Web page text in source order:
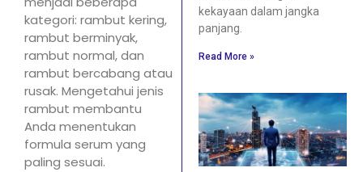
kategori: rambut kering,
rambut berminyak,
rambut normal, dan
rambut bercabang atau
rusak. Mengetahui jenis
rambut membantu
Anda menentukan
formula serum yang
paling sesuai.
kekayaan dalam jangka
panjang.
Read More »